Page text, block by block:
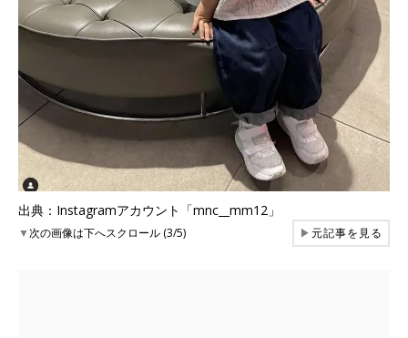
出典：Instagramアカウント「mnc__mm12」
▼次の画像は下へスクロール (3/5) ▶元記事を見る